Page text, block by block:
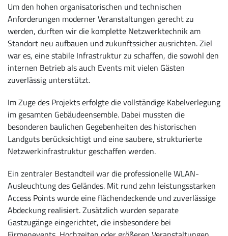
Um den hohen organisatorischen und technischen
Anforderungen moderner Veranstaltungen gerecht zu
werden, durften wir die komplette Netzwerktechnik am
Standort neu aufbauen und zukunftssicher ausrichten. Ziel
war es, eine stabile Infrastruktur zu schaffen, die sowohl den
internen Betrieb als auch Events mit vielen Gästen
zuverlässig unterstützt.
Im Zuge des Projekts erfolgte die vollständige Kabelverlegung
im gesamten Gebäudeensemble. Dabei mussten die
besonderen baulichen Gegebenheiten des historischen
Landguts berücksichtigt und eine saubere, strukturierte
Netzwerkinfrastruktur geschaffen werden.
Ein zentraler Bestandteil war die professionelle WLAN-
Ausleuchtung des Geländes. Mit rund zehn leistungsstarken
Access Points wurde eine flächendeckende und zuverlässige
Abdeckung realisiert. Zusätzlich wurden separate
Gastzugänge eingerichtet, die insbesondere bei